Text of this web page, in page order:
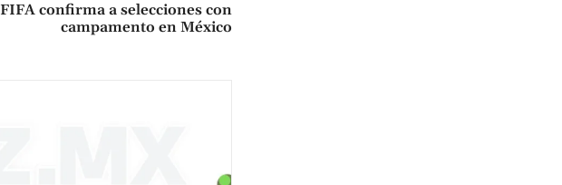
FIFA confirma a selecciones con
campamento en México